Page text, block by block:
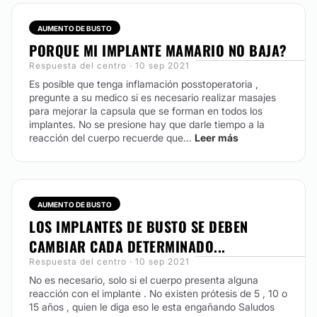
Reconstrucción mamaria
MEDICINA ESTÉTICA
Rinomodelación
Eliminación de cicatrices
Rejuvenecimiento facial
Hilos tensores
Blefaroplastia sin cirugía
CIRUGÍA ÍNTIMA
AUMENTO DE BUSTO
PORQUE MI IMPLANTE MAMARIO NO BAJA?
Respuesta del centro · 10 sep 2021
Es posible que tenga inflamación posstoperatoria ,
pregunte a su medico si es necesario realizar masajes
para mejorar la capsula que se forman en todos los
implantes. No se presione hay que darle tiempo a la
reacción del cuerpo recuerde que... Leer más
AUMENTO DE BUSTO
LOS IMPLANTES DE BUSTO SE DEBEN
CAMBIAR CADA DETERMINADO...
Respuesta del centro · 10 sep 2021
No es necesario, solo si el cuerpo presenta alguna
reacción con el implante . No existen prótesis de 5 , 10 o
15 años , quien le diga eso le esta engañando Saludos